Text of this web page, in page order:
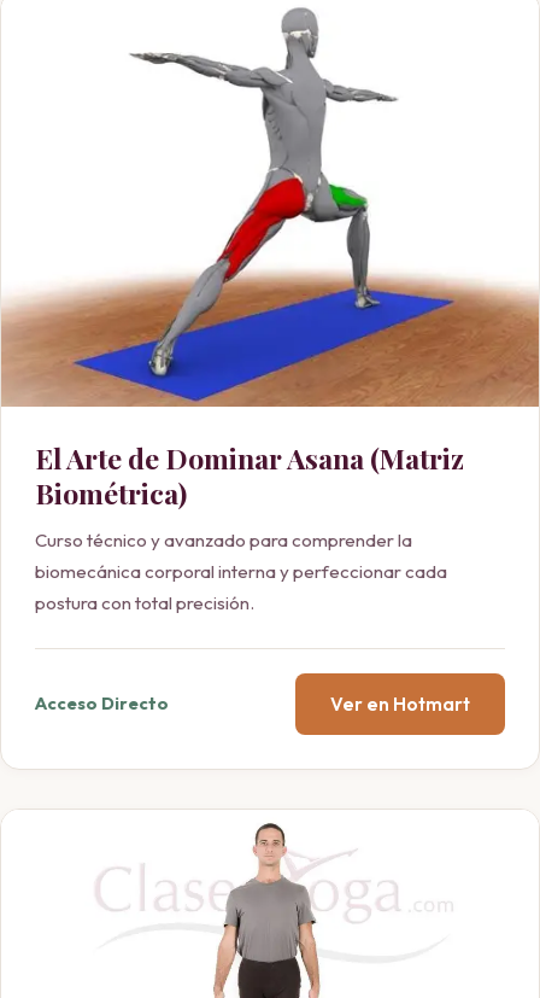
El Arte de Dominar Asana (Matriz
Biométrica)
Curso técnico y avanzado para comprender la
biomecánica corporal interna y perfeccionar cada
postura con total precisión.
Acceso Directo Ver en Hotmart